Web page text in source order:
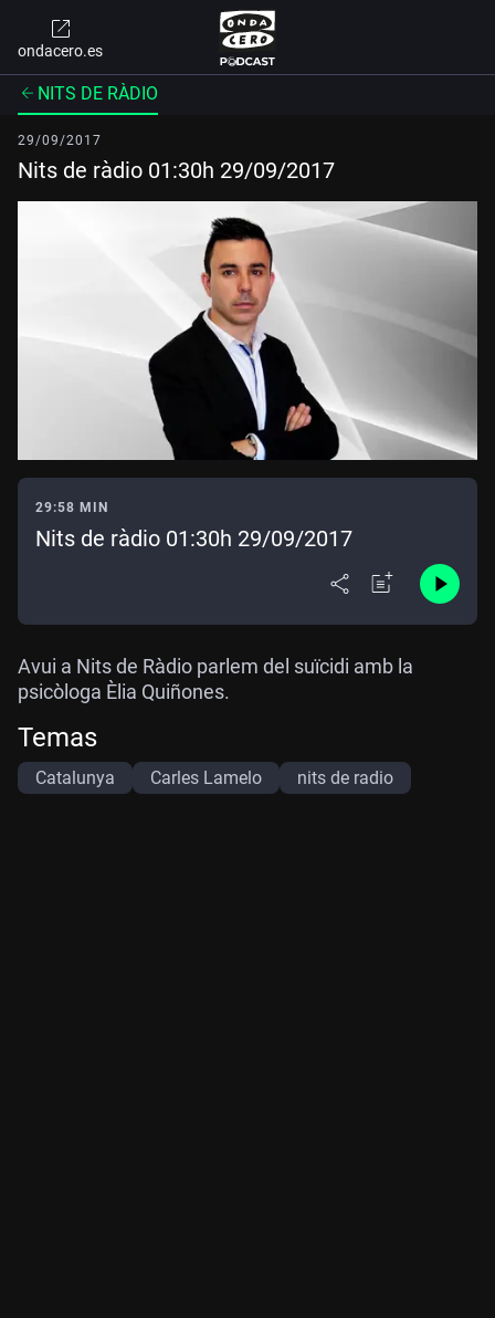
ondacero.es
NITS DE RÀDIO
29/09/2017
Nits de ràdio 01:30h 29/09/2017
29:58 MIN
Nits de ràdio 01:30h 29/09/2017
Avui a Nits de Ràdio parlem del suïcidi amb la
psicòloga Èlia Quiñones.
Temas
Catalunya Carles Lamelo nits de radio